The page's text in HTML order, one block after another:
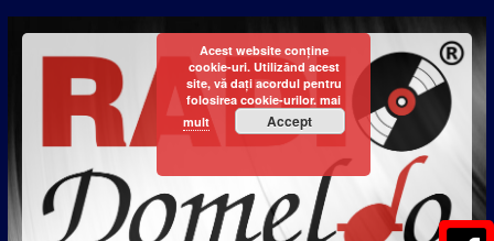
Acest website conține
cookie-uri. Utilizând acest
site, vă dați acordul pentru
folosirea cookie-urilor. mai
mult
Accept